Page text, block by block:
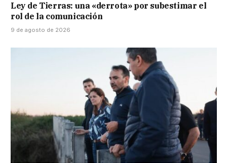
Ley de Tierras: una «derrota» por subestimar el
rol de la comunicación
9 de agosto de 2026